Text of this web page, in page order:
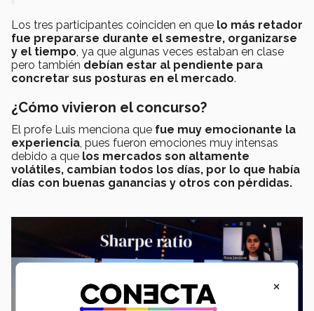
Los tres participantes coinciden en que lo más retador
fue prepararse durante el semestre, organizarse
y el tiempo , ya que algunas veces estaban en clase
pero también debían estar al pendiente para
concretar sus posturas en el mercado.
¿Cómo vivieron el concurso?
El profe Luis menciona que fue muy emocionante la
experiencia , pues fueron emociones muy intensas
debido a que los mercados son altamente
volátiles, cambian todos los días, por lo que había
días con buenas ganancias y otros con pérdidas.
×